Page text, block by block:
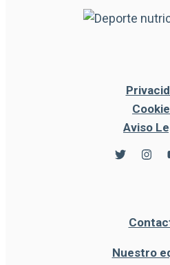
Aviso
Nuestro